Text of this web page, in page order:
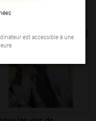
est accessible à une